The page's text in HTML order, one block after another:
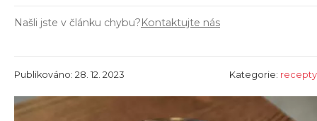
Našli jste v článku chybu?Kontaktujte nás
Publikováno: 28. 12. 2023 Kategorie: recepty